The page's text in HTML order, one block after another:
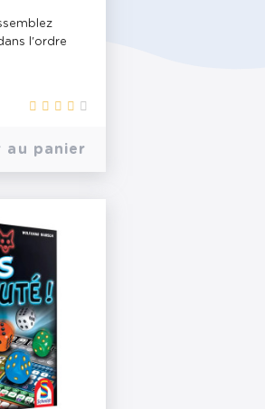
l'ordre
au panier